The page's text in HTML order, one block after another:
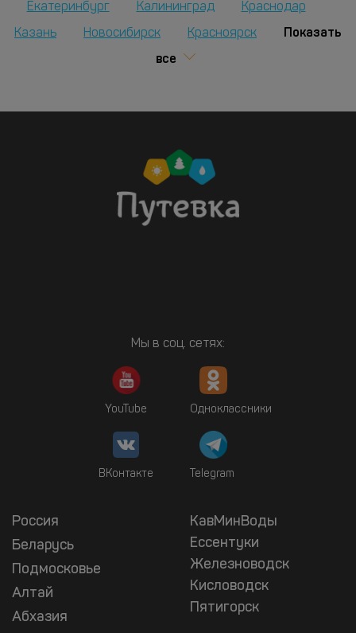
Екатеринбург
Калининград Краснодар
Казань Новосибирск Красноярск
Показать
все
Мы в соц. сетях:
YouTube Одноклассники
ВКонтакте Telegram
Россия
Беларусь
Подмосковье
Алтай
Абхазия
КавМинВоды
Ессентуки
Железноводск
Кисловодск
Пятигорск